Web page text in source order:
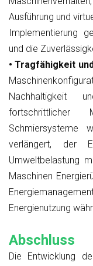
Ausführung und
Implementierung
und die
• Tragfähigkeit
Nachhaltigkeit
fortschrittlicher
Schmiersysteme
verlängert, der
Umweltbelastung
Maschinen
Energienutzung
Abschluss
Die Entwicklung